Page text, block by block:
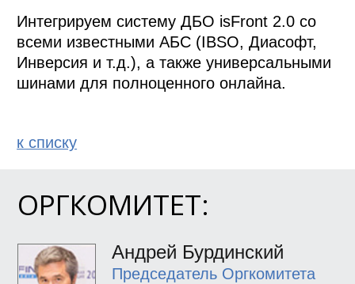
ОРГКОМИТЕТ:
Андрей Бурдинский
Председатель Оргкомитета
Интегрируем систему ДБО isFront 2.0 со
всеми известными АБС (IBSO, Диасофт,
Инверсия и т.д.), а также универсальными
шинами для полноценного онлайна.
к спиcку